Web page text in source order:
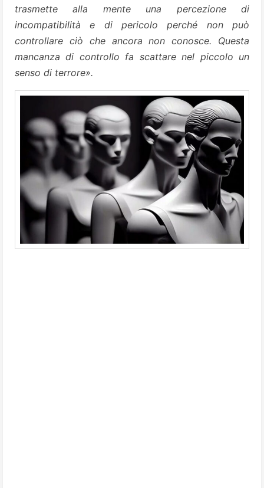
trasmette alla mente una percezione di
incompatibilità e di pericolo perché non può
controllare ciò che ancora non conosce. Questa
mancanza di controllo fa scattare nel piccolo un
senso di terrore».